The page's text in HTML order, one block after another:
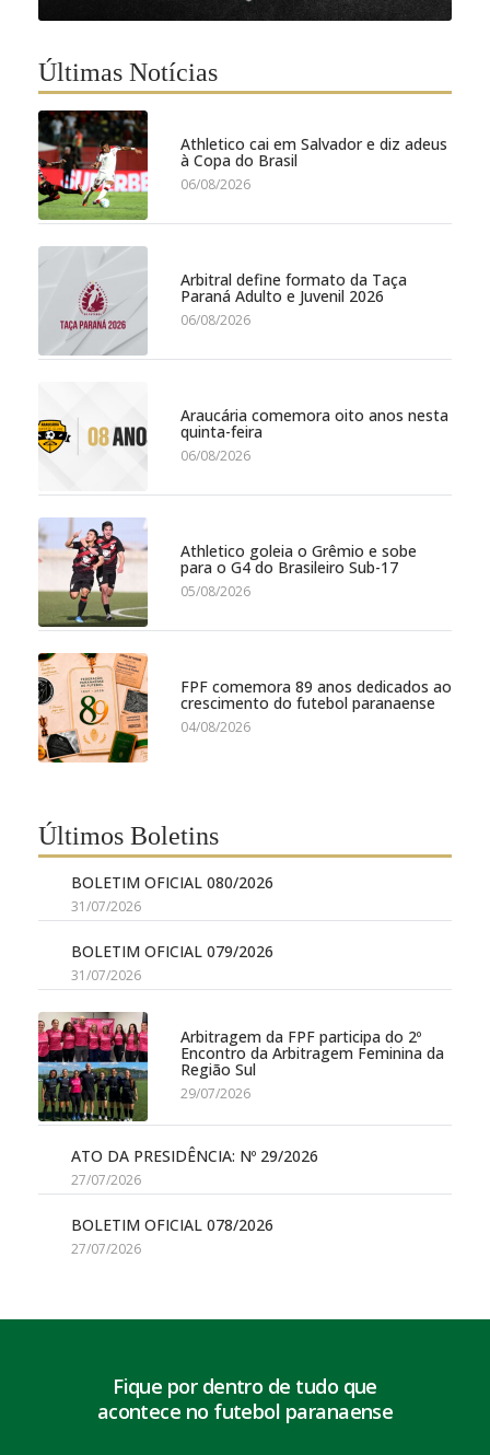
Últimas Notícias
Athletico cai em Salvador e diz adeus
à Copa do Brasil
06/08/2026
Arbitral define formato da Taça
Paraná Adulto e Juvenil 2026
06/08/2026
Araucária comemora oito anos nesta
quinta-feira
06/08/2026
Athletico goleia o Grêmio e sobe
para o G4 do Brasileiro Sub-17
05/08/2026
FPF comemora 89 anos dedicados ao
crescimento do futebol paranaense
04/08/2026
Últimos Boletins
BOLETIM OFICIAL 080/2026
31/07/2026
BOLETIM OFICIAL 079/2026
31/07/2026
Arbitragem da FPF participa do 2º
Encontro da Arbitragem Feminina da
Região Sul
29/07/2026
ATO DA PRESIDÊNCIA: Nº 29/2026
27/07/2026
BOLETIM OFICIAL 078/2026
27/07/2026
Fique por dentro de tudo que
acontece no futebol paranaense